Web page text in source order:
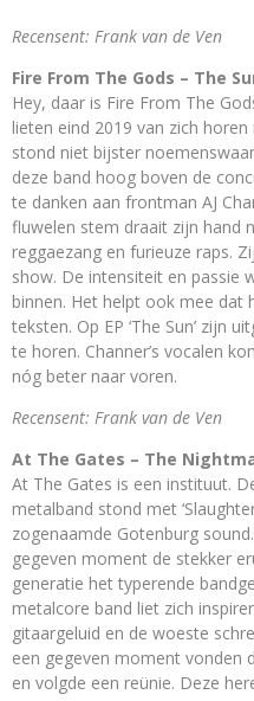
Recensent: Frank van de Ven
Fire From The Gods – The
Hey, daar is Fire From The
lieten eind 2019 van zich
stond niet bijster
deze band hoog boven de
te danken aan frontman AJ
fluwelen stem draait zijn hand
reggaezang en furieuze raps.
show. De intensiteit en passie
binnen. Het helpt ook mee
teksten. Op EP ‘The Sun’ zijn
te horen. Channer’s vocalen
nóg beter naar voren.
Recensent: Frank van de Ven
At The Gates – The
At The Gates is een instituut.
metalband stond met
zogenaamde Gotenburg
gegeven moment de stekker
generatie het typerende
metalcore band liet zich
gitaargeluid en de woeste
een gegeven moment vonden
en volgde een reünie. Deze